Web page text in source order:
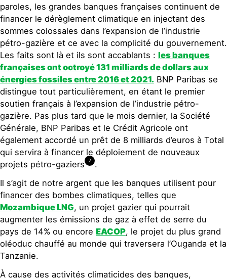
paroles, les grandes banques françaises continuent de
financer le dérèglement climatique en injectant des
sommes colossales dans l’expansion de l’industrie
pétro-gazière et ce avec la complicité du gouvernement.
Les faits sont là et ils sont accablants : les banques
françaises ont octroyé 131 milliards de dollars aux
énergies fossiles entre 2016 et 2021. BNP Paribas se
distingue tout particulièrement, en étant le premier
soutien français à l’expansion de l’industrie pétro-
gazière. Pas plus tard que le mois dernier, la Société
Générale, BNP Paribas et le Crédit Agricole ont
également accordé un prêt de 8 milliards d’euros à Total
qui servira à financer le déploiement de nouveaux
projets pétro-gaziers
2
.
Il s’agit de notre argent que les banques utilisent pour
financer des bombes climatiques, telles que
Mozambique LNG, un projet gazier qui pourrait
augmenter les émissions de gaz à effet de serre du
pays de 14% ou encore EACOP, le projet du plus grand
oléoduc chauffé au monde qui traversera l’Ouganda et la
Tanzanie.
À cause des activités climaticides des banques,